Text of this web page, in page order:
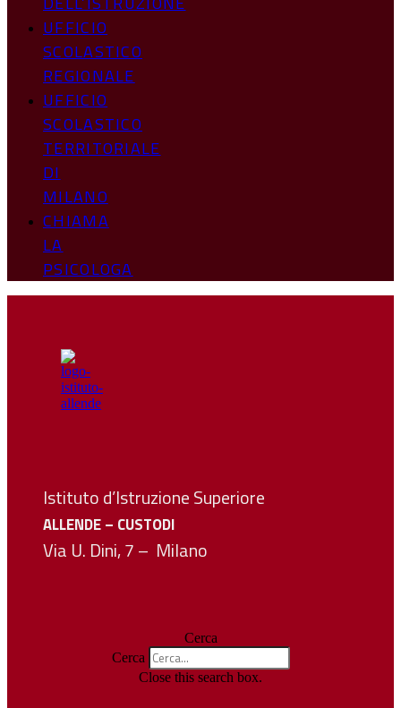
UFFICIO
SCOLASTICO
REGIONALE
UFFICIO
SCOLASTICO
TERRITORIALE
DI
MILANO
CHIAMA
LA
PSICOLOGA
Istituto d’Istruzione Superiore
ALLENDE – CUSTODI
Via U. Dini, 7 – Milano
Cerca
Cerca
Close this search box.